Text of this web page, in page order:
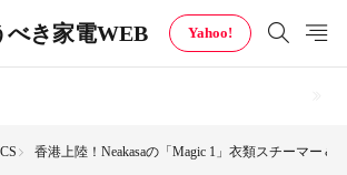
べき家電WEB Yahoo!
香港上陸！Neakasaの「Magic 1」衣類スチーマー